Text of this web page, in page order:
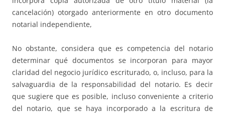
cancelación) otorgado anteriormente en otro documento
notarial independiente,
No obstante, considera que es competencia del notario
determinar qué documentos se incorporan para mayor
claridad del negocio jurídico escriturado, o, incluso, para la
salvaguardia de la responsabilidad del notario. Es decir
que sugiere que es posible, incluso conveniente a criterio
del notario, que se haya incorporado a la escritura de